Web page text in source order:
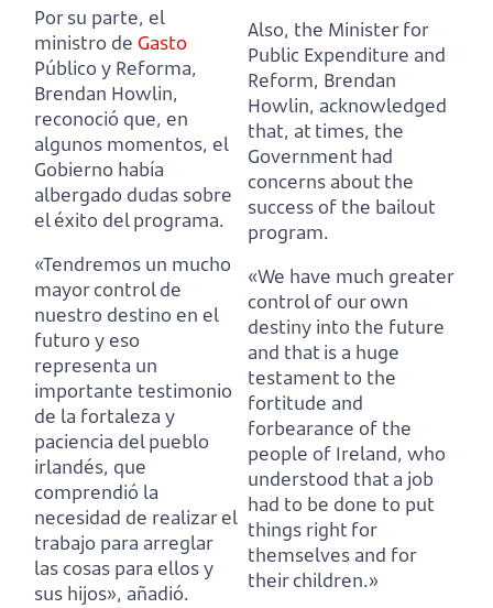
Por su parte, el
ministro de Gasto
Público y Reforma,
Brendan Howlin,
reconoció que, en
algunos momentos, el
Gobierno había
albergado dudas sobre
el éxito del programa.
«Tendremos un mucho
mayor control de
nuestro destino en el
futuro y eso
representa un
importante testimonio
de la fortaleza y
paciencia del pueblo
irlandés, que
comprendió la
necesidad de realizar el
trabajo para arreglar
las cosas para ellos y
sus hijos», añadió.
Also, the Minister for
Public Expenditure and
Reform, Brendan
Howlin, acknowledged
that, at times, the
Government had
concerns about the
success of the bailout
program.
«We have much greater
control of our own
destiny into the future
and that is a huge
testament to the
fortitude and
forbearance of the
people of Ireland, who
understood that a job
had to be done to put
things right for
themselves and for
their children.»